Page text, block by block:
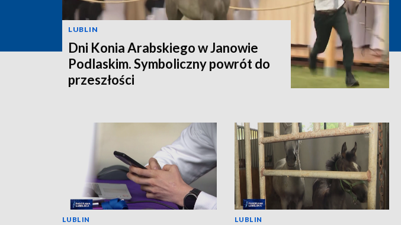
LUBLIN
Dni Konia Arabskiego w Janowie
Podlaskim. Symboliczny powrót do
przeszłości
LUBLIN LUBLIN